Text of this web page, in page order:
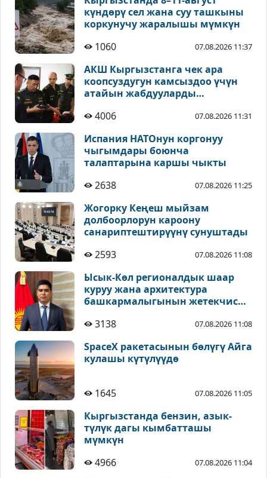
күндөрү сел жана суу ташкыны
коркунучу жаралышы мүмкүн
1060
07.08.2026 11:37
АКШ Кыргызстанга чек ара
коопсуздугун камсыздоо үчүн
атайын жабдууларды
4006
07.08.2026 11:31
Испания НАТОнун коргонуу
чыгымдары боюнча
талаптарына каршы чыкты
2638
07.08.2026 11:25
Жогорку Кеңеш мыйзам
долбоорлорун кароону
санариптештирүүнү сунуштады
2593
07.08.2026 11:08
Ысык-Көл регионалдык шаар
куруу жана архитектура
башкармалыгынын жетекчиси
3138
07.08.2026 11:08
SpaceX ракетасынын бөлүгү Айга
кулашы күтүлүүдө
1645 07.08.2026 11:05
Кыргызстанда бензин, азык-
түлүк дагы кымбатташы
мүмкүн
4966
07.08.2026 11:04